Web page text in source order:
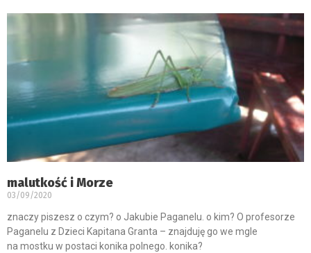
malutkość i Morze
03/09/2020
znaczy piszesz o czym? o Jakubie Paganelu. o kim? O profesorze
Paganelu z Dzieci Kapitana Granta – znajduję go we mgle
na mostku w postaci konika polnego. konika?